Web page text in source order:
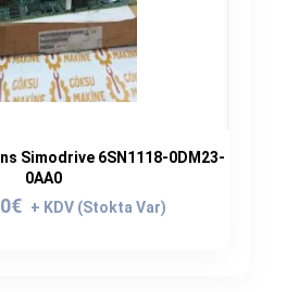
Simodrive 6SN1118-0DM23-
0AA0
€
Şu